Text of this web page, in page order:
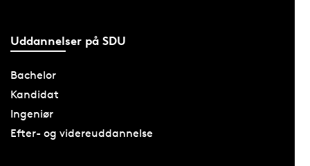
Uddannelser på SDU
Bachelor
Kandidat
Ingeniør
Efter- og videreuddannelse